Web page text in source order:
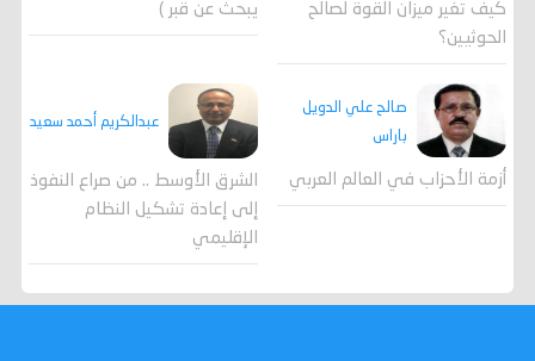
كيف تغير ميزان القوة لصالح
الحوثيين؟
يبحث عن قبر )
صالح علي الدويل
باراس
أزمة الأحزاب في العالم العربي
عبدالكريم أحمد سعيد
الشرق الأوسط .. من صراع النفوذ
إلى إعادة تشكيل النظام
الإقليمي